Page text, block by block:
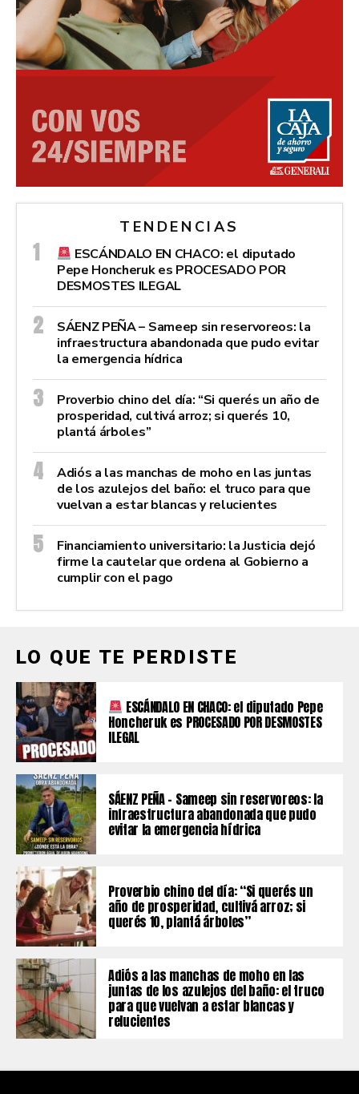
TENDENCIAS
ESCÁNDALO EN CHACO: el diputado
Pepe Honcheruk es PROCESADO POR
DESMOSTES ILEGAL
SÁENZ PEÑA – Sameep sin reservoreos: la
infraestructura abandonada que pudo evitar
la emergencia hídrica
Proverbio chino del día: “Si querés un año de
prosperidad, cultivá arroz; si querés 10,
plantá árboles”
Adiós a las manchas de moho en las juntas
de los azulejos del baño: el truco para que
vuelvan a estar blancas y relucientes
Financiamiento universitario: la Justicia dejó
firme la cautelar que ordena al Gobierno a
cumplir con el pago
LO QUE TE PERDISTE
ESCÁNDALO EN CHACO: el diputado Pepe
Honcheruk es PROCESADO POR DESMOSTES
ILEGAL
SÁENZ PEÑA – Sameep sin reservoreos: la
infraestructura abandonada que pudo
evitar la emergencia hídrica
Proverbio chino del día: “Si querés un
año de prosperidad, cultivá arroz; si
querés 10, plantá árboles”
Adiós a las manchas de moho en las
juntas de los azulejos del baño: el truco
para que vuelvan a estar blancas y
relucientes